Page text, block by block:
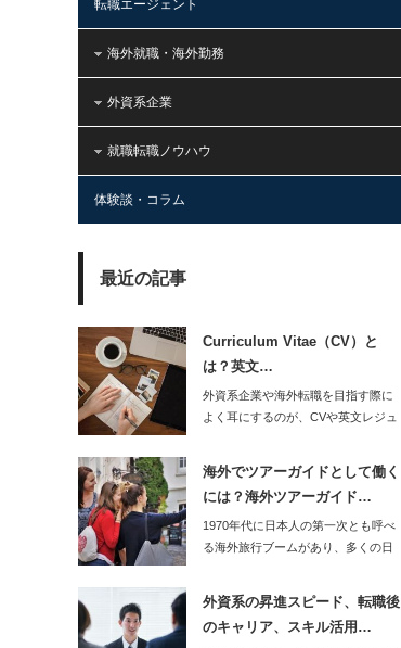
転職エージェント
海外就職・海外勤務
外資系企業
就職転職ノウハウ
体験談・コラム
最近の記事
Curriculum Vitae（CV）と
は？英文…
外資系企業や海外転職を目指す際に
よく耳にするのが、CVや英文レジュ
海外でツアーガイドとして働く
には？海外ツアーガイド…
1970年代に日本人の第一次とも呼べ
る海外旅行ブームがあり、多くの日
外資系の昇進スピード、転職後
のキャリア、スキル活用…